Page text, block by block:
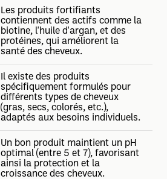
Les produits fortifiants
contiennent des actifs comme la
biotine, l'huile d'argan, et des
protéines, qui améliorent la
santé des cheveux.
Il existe des produits
spécifiquement formulés pour
différents types de cheveux
(gras, secs, colorés, etc.),
adaptés aux besoins individuels.
Un bon produit maintient un pH
optimal (entre 5 et 7), favorisant
ainsi la protection et la
croissance des cheveux.